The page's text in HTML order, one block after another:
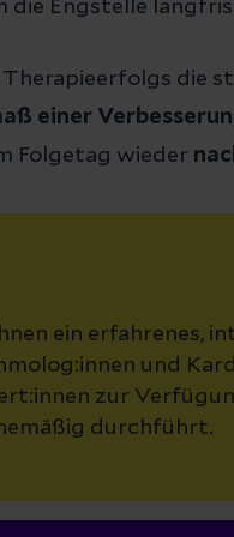
die Engstelle
die
einer
Folgetag wieder
ein erfahrenes,
und
zur
durchführt.